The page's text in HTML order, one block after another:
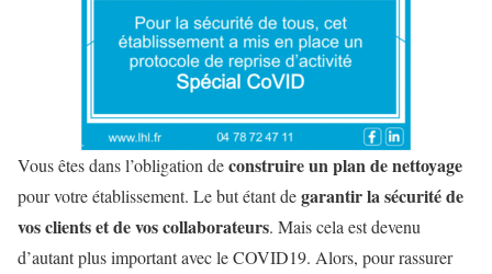
Vous êtes dans l’obligation deconstruire un plan de nettoyage
pour votre établissement. Le but étant degarantir la sécurité de
vos clients et de vos collaborateurs. Mais cela est devenu
d’autant plus important avec le COVID19. Alors, pour rassurer